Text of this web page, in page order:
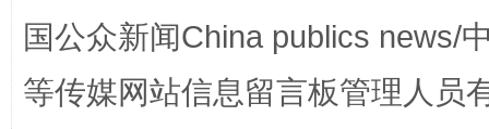
扯下公款旅游的“隐身衣” 如何以
国公众新闻China publics news/
等传媒网站信息留言板管理人员